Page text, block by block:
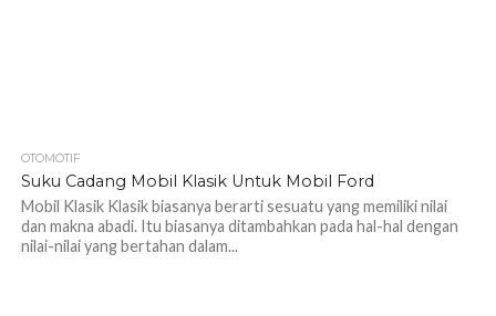
OTOMOTIF
Suku Cadang Mobil Klasik Untuk Mobil Ford
Mobil Klasik Klasik biasanya berarti sesuatu yang memiliki nilai
dan makna abadi. Itu biasanya ditambahkan pada hal-hal dengan
nilai-nilai yang bertahan dalam...